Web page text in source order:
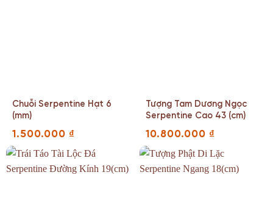
Chuỗi Serpentine Hạt 6
(mm)
1.500.000 ₫
Tượng Tam Dương Ngọc
Serpentine Cao 43 (cm)
10.800.000 ₫